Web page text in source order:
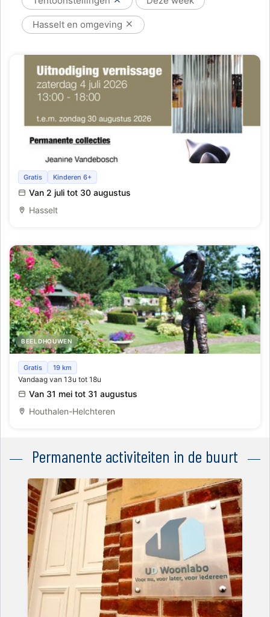
Hasselt en omgeving
Ivo Konings en Otis Cox (grootvader en kleinzoon)
Gratis Kinderen 6+
Van 2 juli tot 30 augustus
Hasselt
BEELDHOUWEN
Open beeldentuin en atelier
Gratis 19 km
Vandaag van 13u tot 18u
Van 31 mei tot 31 augustus
Houthalen-Helchteren
Permanente activiteiten in de buurt